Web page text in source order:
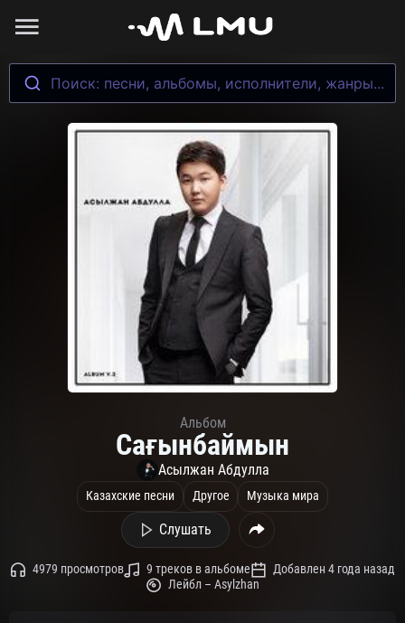
Поиск: песни, альбомы, исполнители, жанры...
Альбом
Сағынбаймын
Асылжан Абдулла
Казахские песни Другое Музыка мира
Слушать
4979 просмотров 9 треков в альбоме
Добавлен 4 года назад
Лейбл – Asylzhan